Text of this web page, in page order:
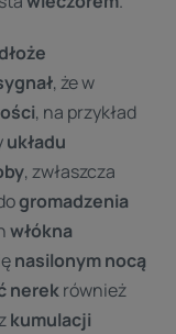
, że w
, na przykład
układu
, zwłaszcza
gromadzenia
włókna
nasilonym nocą
nerekrównież
kumulacji